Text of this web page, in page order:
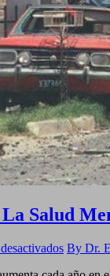
La Salud
en
By Dr.